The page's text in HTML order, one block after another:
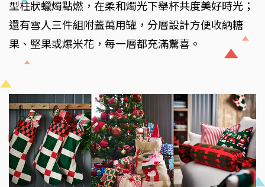
型柱狀蠟燭點燃，在柔和燭光下舉杯共度美好時光；
還有雪人三件組附蓋萬用罐，分層設計方便收納糖
果、堅果或爆米花，每一層都充滿驚喜。